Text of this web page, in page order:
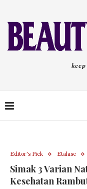
Editor's Pick Etalase
Simak 3 Varian
Kesehatan